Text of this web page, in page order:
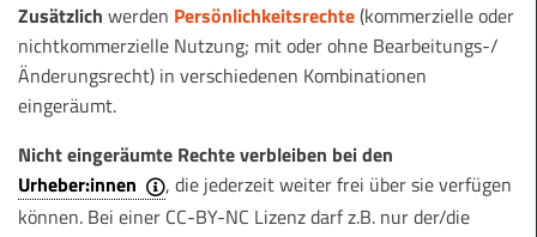
Zusätzlich werden Persönlichkeitsrechte(kommerzielle oder
nichtkommerzielle Nutzung; mit oder ohne Bearbeitungs-/
Änderungsrecht) in verschiedenen Kombinationen
eingeräumt.
Nicht eingeräumte Rechte verbleiben bei den
Urheber:innen
, die jederzeit weiter frei über sie verfügen
können. Bei einer CC-BY-NC Lizenz darf z.B. nur der/die